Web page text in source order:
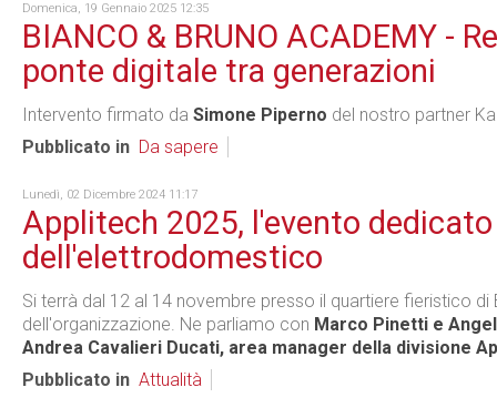
Domenica, 19 Gennaio 2025 12:35
BIANCO & BRUNO ACADEMY -
ponte digitale tra generazioni
Intervento firmato da Simone Piperno del nostro partner
Pubblicato in Da sapere
Lunedì, 02 Dicembre 2024 11:17
Applitech 2025, l'evento
dell'elettrodomestico
Si terrà dal 12 al 14 novembre presso il quartiere fieristico
dell'organizzazione. Ne parliamo con Marco Pinetti e
Andrea Cavalieri Ducati, area manager della divisione
Pubblicato in Attualità